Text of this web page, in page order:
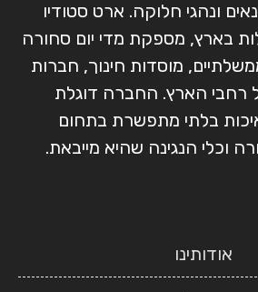
ונהגי חלוקה. ארט סטודיו
בארץ, מספקת מדי יום סחורה
מוסדות חינוך, חברות
רחבי הארץ. החברה דוגלת
בלתי מתפשרת בתחום
וכלי הנגינה שהיא מייבאת.
אודותינו